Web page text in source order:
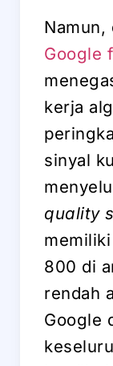
Namun,
Google
kerja
sinyal
quality
800 di
rendah
Google